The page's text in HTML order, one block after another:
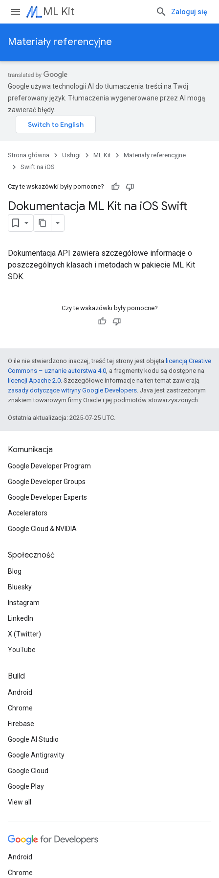
ML Kit Zaloguj się
Materiały referencyjne
Google używa technologii AI do tłumaczenia treści na Twój
preferowany język. Tłumaczenia wygenerowane przez AI mogą
zawierać błędy.
Strona główna Usługi ML Kit
Materiały referencyjne
Swift na iOS
Czy te wskazówki były pomocne?
Dokumentacja ML Kit na iOS Swift
Dokumentacja API zawiera szczegółowe informacje o
poszczególnych klasach i metodach w pakiecie ML Kit
SDK.
Czy te wskazówki były pomocne?
O ile nie stwierdzono inaczej, treść tej strony jest objęta licencją Creative
Commons – uznanie autorstwa 4.0, a fragmenty kodu są dostępne na
licencji Apache 2.0. Szczegółowe informacje na ten temat zawierają
zasady dotyczące witryny Google Developers. Java jest zastrzeżonym
znakiem towarowym firmy Oracle i jej podmiotów stowarzyszonych.
Ostatnia aktualizacja: 2025-07-25 UTC.
Komunikacja
Google Developer Program
Google Developer Groups
Google Developer Experts
Accelerators
Google Cloud & NVIDIA
Społeczność
Blog
Bluesky
Instagram
LinkedIn
X (Twitter)
YouTube
Build
Android
Chrome
Firebase
Google AI Studio
Google Antigravity
Google Cloud
Google Play
View all
Android
Chrome